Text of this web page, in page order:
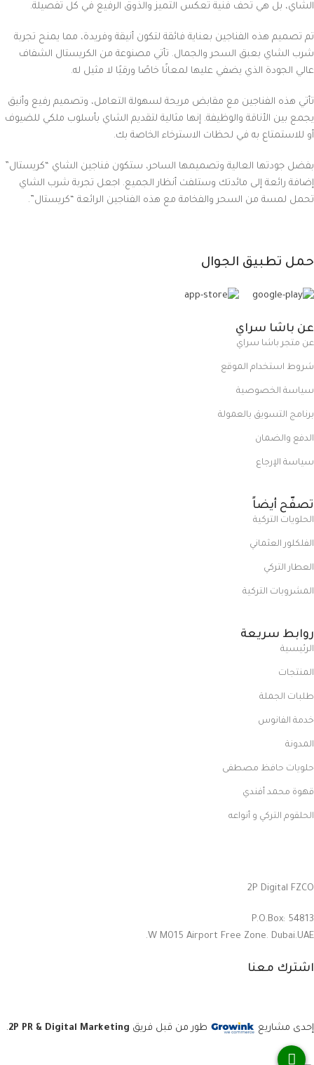
الشاي، بل هي تحف فنية تعكس التميز والذوق الرفيع في كل تفصيلة.
تم تصميم هذه الفناجين بعناية فائقة لتكون أنيقة وفريدة، مما يمنح تجربة
شرب الشاي بعبق السحر والجمال. تأتي مصنوعة من الكريستال الشفاف
عالي الجودة الذي يضفي عليها لمعانًا خاصًا ورقيًا لا مثيل له.
تأتي هذه الفناجين مع مقابض مريحة لسهولة التعامل، وتصميم رفيع وأنيق
يجمع بين الأناقة والوظيفة. إنها مثالية لتقديم الشاي بأسلوب ملكي للضيوف
أو للاستمتاع به في لحظات الاسترخاء الخاصة بك.
بفضل جودتها العالية وتصميمها الساحر، ستكون فناجين الشاي “كريستال”
إضافة رائعة إلى مائدتك وستلفت أنظار الجميع. اجعل تجربة شرب الشاي
تحمل لمسة من السحر والفخامة مع هذه الفناجين الرائعة “كريستال”.
حمل تطبيق الجوال
عن باشا سراي
عن متجر باشا سراي
شروط استخدام الموقع
سياسة الخصوصية
برنامج التسويق بالعمولة
الدفع والضمان
سياسة الإرجاع
تصفّح أيضاً
الحلويات التركية
الفلكلور العثماني
العطار التركي
المشروبات التركية
روابط سريعة
الرئيسية
المنتجات
طلبات الجملة
خدمة الفانوس
المدونة
حلويات حافظ مصطفى
قهوة محمد أفندي
الحلقوم التركي و أنواعه
2P Digital FZCO
P.O.Box: 54813
W M015 Airport Free Zone. Dubai.UAE.
اشترك معنا
إحدى مشاريع طور من قبل فريق 2P PR & Digital Marketing
.